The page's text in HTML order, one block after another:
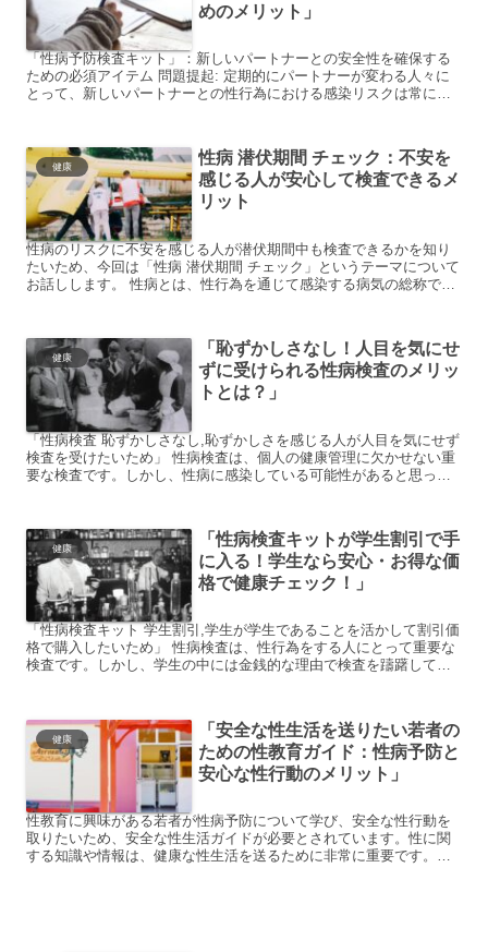
めのメリット」
「性病予防検査キット」：新しいパートナーとの安全性を確保する
ための必須アイテム 問題提起: 定期的にパートナーが変わる人々に
とって、新しいパートナーとの性行為における感染リスクは常に懸
健康
性病 潜伏期間 チェック：不安を
感じる人が安心して検査できるメ
リット
性病のリスクに不安を感じる人が潜伏期間中も検査できるかを知り
たいため、今回は「性病 潜伏期間 チェック」というテーマについて
お話しします。 性病とは、性行為を通じて感染する病気の総称で
健康
「恥ずかしさなし！人目を気にせ
ずに受けられる性病検査のメリッ
トとは？」
「性病検査 恥ずかしさなし,恥ずかしさを感じる人が人目を気にせず
検査を受けたいため」 性病検査は、個人の健康管理に欠かせない重
要な検査です。しかし、性病に感染している可能性があると思って
健康
「性病検査キットが学生割引で手
に入る！学生なら安心・お得な価
格で健康チェック！」
「性病検査キット 学生割引,学生が学生であることを活かして割引価
格で購入したいため」 性病検査は、性行為をする人にとって重要な
検査です。しかし、学生の中には金銭的な理由で検査を躊躇してし
健康
「安全な性生活を送りたい若者の
ための性教育ガイド：性病予防と
安心な性行動のメリット」
性教育に興味がある若者が性病予防について学び、安全な性行動を
取りたいため、安全な性生活ガイドが必要とされています。性に関
する知識や情報は、健康な性生活を送るために非常に重要です。し